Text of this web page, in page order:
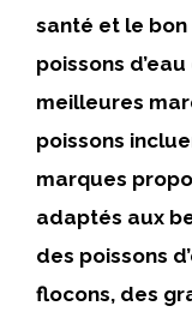
santé et le
poissons
meilleures
poissons
marques
adaptés aux
des poissons
flocons, des